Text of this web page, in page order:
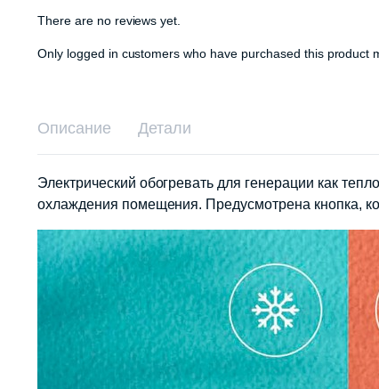
There are no reviews yet.
Only logged in customers who have purchased this product
Описание Детали
Электрический обогревать для генерации как
охлаждения помещения. Предусмотрена кнопка,